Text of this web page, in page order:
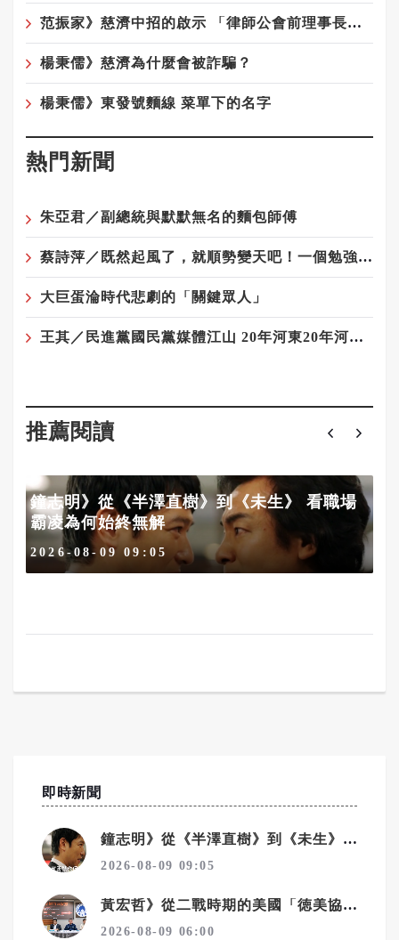
范振家》慈濟中招的啟示 「律師公會前理事長」這種專業人士騙局更厲害
楊秉儒》慈濟為什麼會被詐騙？
楊秉儒》東發號麵線 菜單下的名字
熱門新聞
朱亞君／副總統與默默無名的麵包師傅
蔡詩萍／既然起風了，就順勢變天吧！一個勉強算文化人的感觸
大巨蛋淪時代悲劇的「關鍵眾人」
王其／民進黨國民黨媒體江山 20年河東20年河西——藍軍與媒體最遠的距離
推薦閱讀
鐘志明》從《半澤直樹》到《未生》 看職場
霸凌為何始終無解
2026-08-09 09:05
即時新聞
鐘志明》從《半澤直樹》到《未生》 看職場霸凌為何始終無解
2026-08-09 09:05
黃宏哲》從二戰時期的美國「徳美協會」看「中華統一促進黨」
2026-08-09 06:00